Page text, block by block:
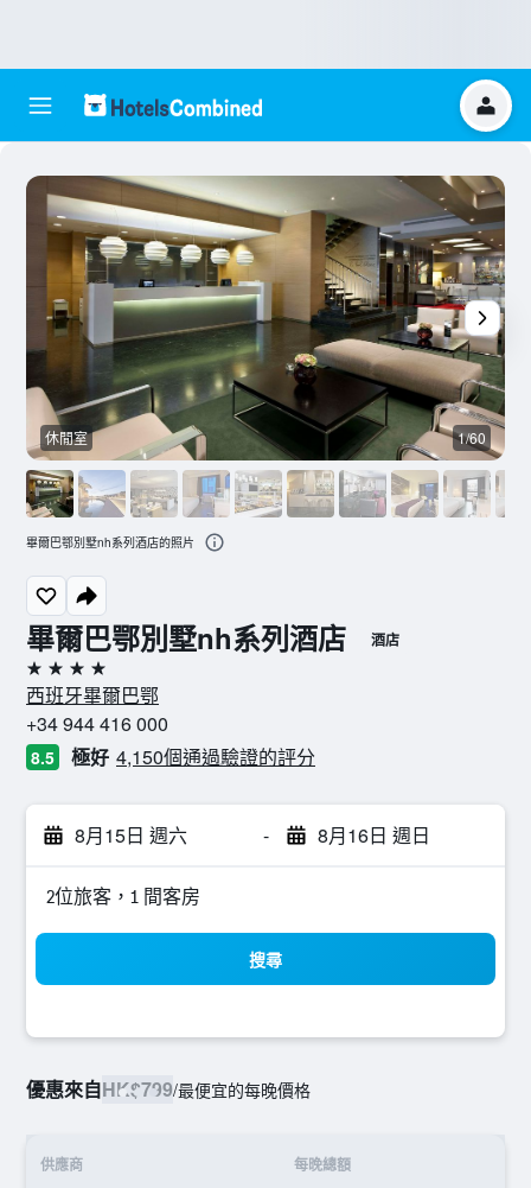
畢爾巴鄂別墅nh系列酒店 酒店
4星級
西班牙畢爾巴鄂
+34 944 416 000
8.5 極好 4,150個通過驗證的評分
8月15日 週六 - 8月16日 週日
2位旅客，1 間客房
搜尋
優惠來自HK$799/最便宜的每晚價格
供應商 每晚總額
休閒室 1/60
畢爾巴鄂別墅nh系列酒店的照片